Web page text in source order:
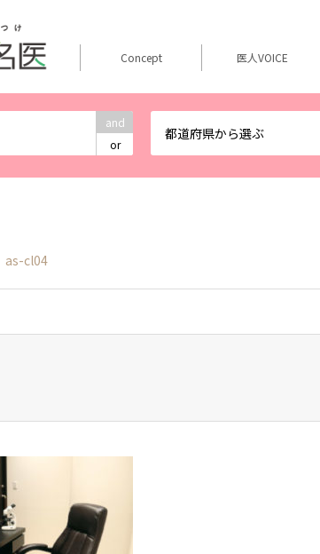
and
or
都道府県から選ぶ
Concept 医人VOICE
as-cl04